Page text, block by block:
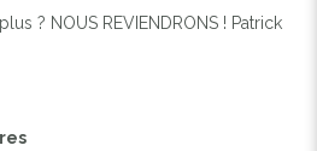
? NOUS REVIENDRONS ! Patrick